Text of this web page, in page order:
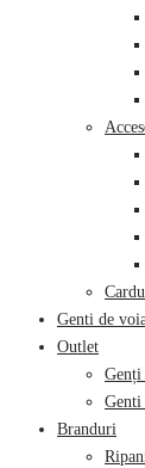
Genti de
Outlet
Genți
Branduri